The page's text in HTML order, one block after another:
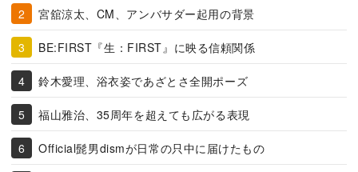
宮舘涼太、CM、アンバサダー起用の背景
BE:FIRST『生：FIRST』に映る信頼関係
鈴木愛理、浴衣姿であざとさ全開ポーズ
福山雅治、35周年を超えても広がる表現
Official髭男dismが日常の只中に届けたもの